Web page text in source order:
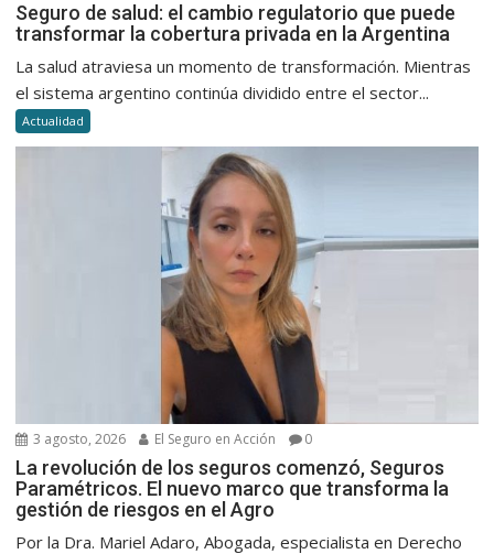
Seguro de salud: el cambio regulatorio que puede
transformar la cobertura privada en la Argentina
La salud atraviesa un momento de transformación. Mientras
el sistema argentino continúa dividido entre el sector...
Actualidad
3 agosto, 2026 El Seguro en Acción 0
La revolución de los seguros comenzó, Seguros
Paramétricos. El nuevo marco que transforma la
gestión de riesgos en el Agro
Por la Dra. Mariel Adaro, Abogada, especialista en Derecho